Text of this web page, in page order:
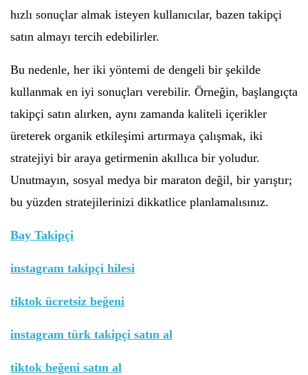
hızlı sonuçlar almak isteyen kullanıcılar, bazen takipçi
satın almayı tercih edebilirler.
Bu nedenle, her iki yöntemi de dengeli bir şekilde
kullanmak en iyi sonuçları verebilir. Örneğin, başlangıçta
takipçi satın alırken, aynı zamanda kaliteli içerikler
üreterek organik etkileşimi artırmaya çalışmak, iki
stratejiyi bir araya getirmenin akıllıca bir yoludur.
Unutmayın, sosyal medya bir maraton değil, bir yarıştır;
bu yüzden stratejilerinizi dikkatlice planlamalısınız.
Bay Takipçi
instagram takipçi hilesi
tiktok ücretsiz beğeni
instagram türk takipçi satın al
tiktok beğeni satın al